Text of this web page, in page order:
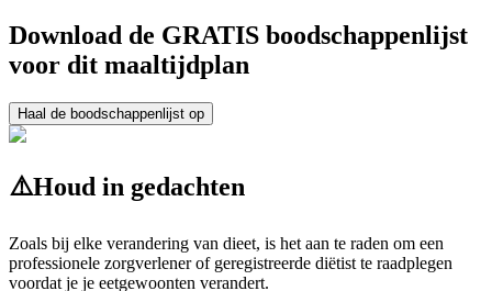
Download de GRATIS boodschappenlijst
voor dit maaltijdplan
Haal de boodschappenlijst op
⚠️Houd in gedachten
Zoals bij elke verandering van dieet, is het aan te raden om een
professionele zorgverlener of geregistreerde diëtist te raadplegen
voordat je je eetgewoonten verandert.